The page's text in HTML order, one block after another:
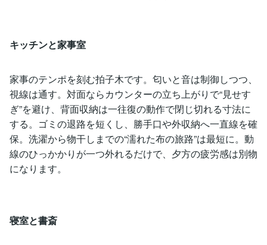
キッチンと家事室
家事のテンポを刻む拍子木です。匂いと音は制御しつつ、
視線は通す。対面ならカウンターの立ち上がりで“見せす
ぎ”を避け、背面収納は一往復の動作で閉じ切れる寸法に
する。ゴミの退路を短くし、勝手口や外収納へ一直線を確
保。洗濯から物干しまでの“濡れた布の旅路”は最短に。動
線のひっかかりが一つ外れるだけで、夕方の疲労感は別物
になります。
寝室と書斎